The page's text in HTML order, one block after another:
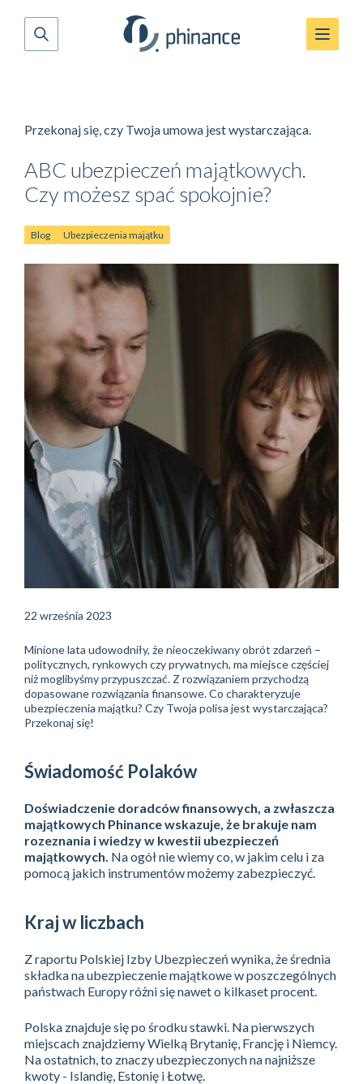
Przekonaj się, czy Twoja umowa jest wystarczająca.
ABC ubezpieczeń majątkowych.
Czy możesz spać spokojnie?
Blog Ubezpieczenia majątku
22 września 2023
Minione lata udowodniły, że nieoczekiwany obrót zdarzeń –
politycznych, rynkowych czy prywatnych, ma miejsce częściej
niż moglibyśmy przypuszczać. Z rozwiązaniem przychodzą
dopasowane rozwiązania finansowe. Co charakteryzuje
ubezpieczenia majątku? Czy Twoja polisa jest wystarczająca?
Przekonaj się!
​Świadomość Polaków
Doświadczenie doradców finansowych, a zwłaszcza
majątkowych Phinance wskazuje, że brakuje nam
rozeznania i wiedzy w kwestii ubezpieczeń
majątkowych. Na ogół nie wiemy co, w jakim celu i za
pomocą jakich instrumentów możemy zabezpieczyć.
Kraj w liczbach
Z raportu Polskiej Izby Ubezpieczeń wynika, że średnia
składka na ubezpieczenie majątkowe w poszczególnych
państwach Europy różni się nawet o kilkaset procent.
Polska znajduje się po środku stawki. Na pierwszych
miejscach znajdziemy Wielką Brytanię, Francję i Niemcy.
Na ostatnich, to znaczy ubezpieczonych na najniższe
kwoty - Islandię, Estonię i Łotwę.